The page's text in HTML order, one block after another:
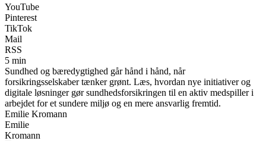
YouTube
Pinterest
TikTok
Mail
RSS
5 min
Sundhed og bæredygtighed går hånd i hånd, når
forsikringsselskaber tænker grønt. Læs, hvordan nye initiativer og
digitale løsninger gør sundhedsforsikringen til en aktiv medspiller i
arbejdet for et sundere miljø og en mere ansvarlig fremtid.
Emilie Kromann
Emilie
Kromann